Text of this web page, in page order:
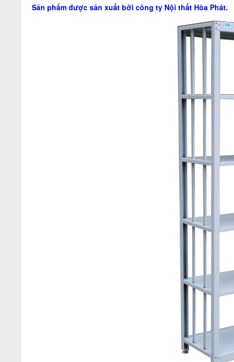
Sản phẩm được sản xuất bởi công ty Nội thất Hòa Phát.